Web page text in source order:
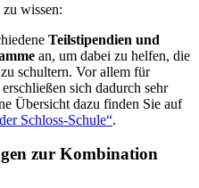
wissen:
Teilstipendien und
an, um dabei zu helfen, die
schultern. Vor allem für
sich dadurch sehr
Übersicht dazu finden Sie auf
Schloss-Schule“.
zur Kombination